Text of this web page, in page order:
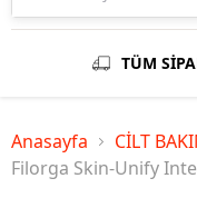
TÜM
Anasayfa CİLT
Filorga Skin-Unify